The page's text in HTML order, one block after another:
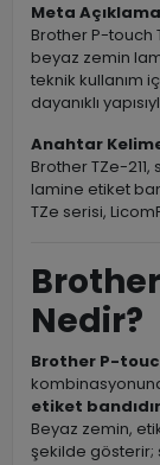
Meta
Brother P-touch
beyaz zemin
teknik kullanım
dayanıklı
Anahtar
Brother TZe-
lamine etiket
TZe serisi,
Nedir?
Brother P-
etiket
Beyaz zemin,
şekilde gösterir;